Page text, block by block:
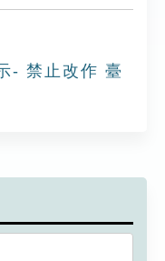
- 禁止改作 臺